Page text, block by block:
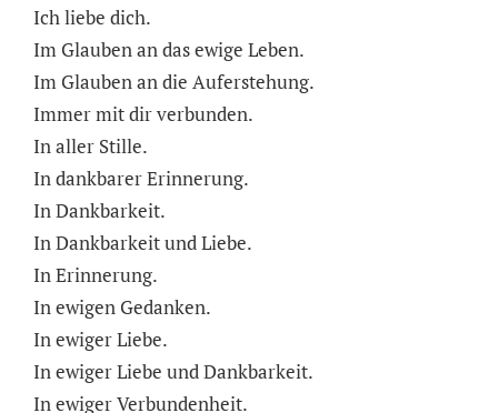
Ich liebe dich.
Im Glauben an das ewige Leben.
Im Glauben an die Auferstehung.
Immer mit dir verbunden.
In aller Stille.
In dankbarer Erinnerung.
In Dankbarkeit.
In Dankbarkeit und Liebe.
In Erinnerung.
In ewigen Gedanken.
In ewiger Liebe.
In ewiger Liebe und Dankbarkeit.
In ewiger Verbundenheit.